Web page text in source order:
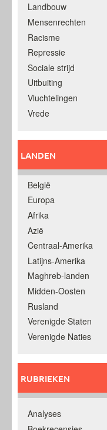
Landbouw
Mensenrechten
Racisme
Repressie
Sociale strijd
Uitbuiting
Vluchtelingen
Vrede
LANDEN
België
Europa
Afrika
Azië
Centraal-Amerika
Latijns-Amerika
Maghreb-landen
Midden-Oosten
Rusland
Verenigde Staten
Verenigde Naties
RUBRIEKEN
Analyses